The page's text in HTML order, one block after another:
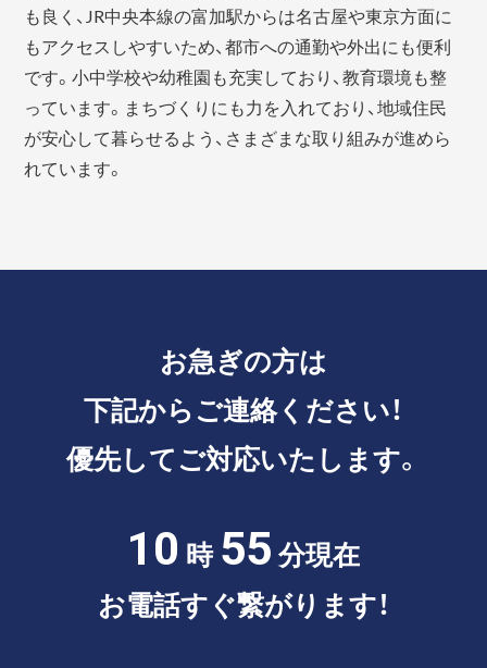
も良く、JR中央本線の富加駅からは名古屋や東京方面に
もアクセスしやすいため、都市への通勤や外出にも便利
です。小中学校や幼稚園も充実しており、教育環境も整
っています。まちづくりにも力を入れており、地域住民
が安心して暮らせるよう、さまざまな取り組みが進めら
れています。
お急ぎの方は
下記からご連絡ください！
優先してご対応いたします。
10 時55分現在
お電話すぐ繋がります！